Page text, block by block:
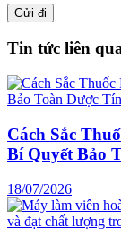
Tin tức liên
Cách Sắc
Bí Quyết Bảo
18/07/2026